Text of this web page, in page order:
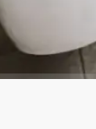
juiste
en